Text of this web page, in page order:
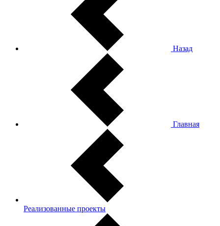
Назад
Главная
Реализованные проекты